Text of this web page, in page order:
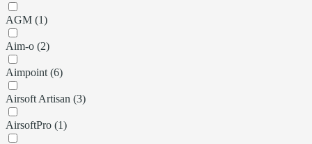
AGM (1)
Aim-o (2)
Aimpoint (6)
Airsoft Artisan (3)
AirsoftPro (1)